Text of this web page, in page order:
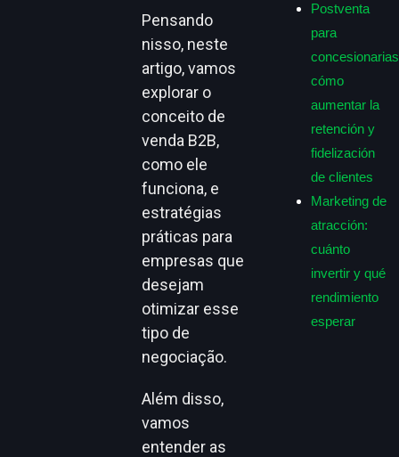
Pensando
nisso, neste
artigo, vamos
explorar o
conceito de
venda B2B,
como ele
funciona, e
estratégias
práticas para
empresas que
desejam
otimizar esse
tipo de
negociação.
Além disso,
vamos
entender as
Postventa
para
cómo
aumentar la
retención y
fidelización
de clientes
Marketing de
atracción:
cuánto
invertir y qué
rendimiento
esperar